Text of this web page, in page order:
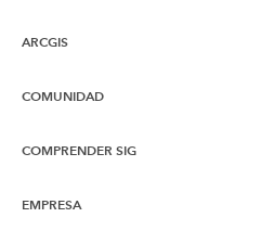
ARCGIS
Descripción general de ArcGIS
Representación cartográfica
COMUNIDAD
Comunidad de Esri
Blog de ArcGIS
COMPRENDER SIG
¿Qué son los SIG?
EMPRESA